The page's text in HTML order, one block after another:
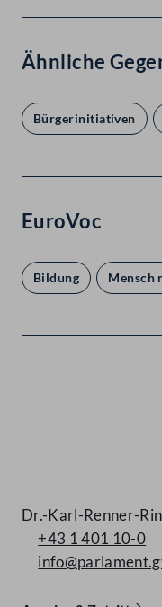
Ähnliche
Bürgerinitiativen
EuroVoc
Bildung Mensch
Dr.-Karl-Renner-
+43 1 401 10-0